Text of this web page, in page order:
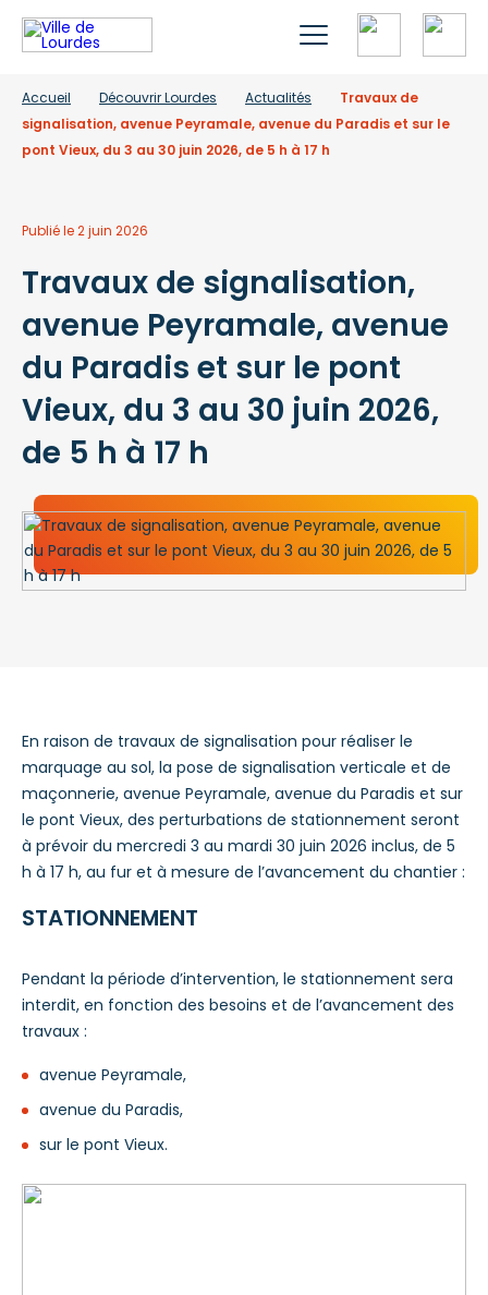
Accueil Découvrir Lourdes Actualités
Travaux de
signalisation, avenue Peyramale, avenue du Paradis et sur le
pont Vieux, du 3 au 30 juin 2026, de 5 h à 17 h
Publié le 2 juin 2026
Travaux de signalisation,
avenue Peyramale, avenue
du Paradis et sur le pont
Vieux, du 3 au 30 juin 2026,
de 5 h à 17 h
En raison de travaux de signalisation pour réaliser le
marquage au sol, la pose de signalisation verticale et de
maçonnerie, avenue Peyramale, avenue du Paradis et sur
le pont Vieux, des perturbations de stationnement seront
à prévoir du mercredi 3 au mardi 30 juin 2026 inclus, de 5
h à 17 h, au fur et à mesure de l’avancement du chantier :
STATIONNEMENT
Pendant la période d’intervention, le stationnement sera
interdit, en fonction des besoins et de l’avancement des
travaux :
avenue Peyramale,
avenue du Paradis,
sur le pont Vieux.